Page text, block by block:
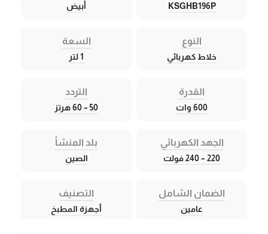
KSGHB196P أبيض
النوع
خلاط كهربائي
السعة
1 لتر
القدرة
600 وات
التردد
50 – 60 هرتز
الجهد الكهربائي
220 – 240 فولت
بلد المنشأ
الصين
الضمان الشامل
عامين
التصنيف
أجهزة المطبخ